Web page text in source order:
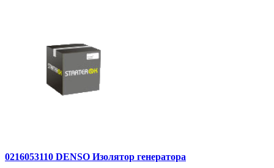
0216053110 DENSO Изолятор генератора